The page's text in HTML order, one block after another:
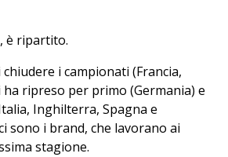
è ripartito.
i campionati (Francia,
ha ripreso per primo (Germania) e
Inghilterra, Spagna e
sono i brand, che lavorano ai
stagione.